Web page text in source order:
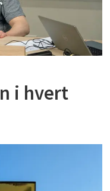
i hvert